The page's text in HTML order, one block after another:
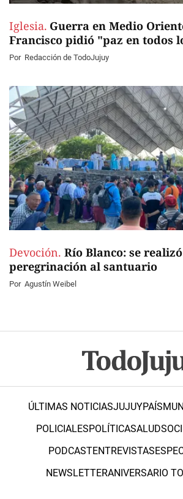
Iglesia. Guerra en Medio
Francisco pidió "paz en todos
Por Redacción de TodoJujuy
Devoción. Río Blanco: se
peregrinación al santuario
Por Agustín Weibel
ÚLTIMAS NOTICIASJUJUYPAÍS
POLICIALESPOLÍTICASALUD
PODCASTENTREVISTAS
NEWSLETTERANIVERSARIO